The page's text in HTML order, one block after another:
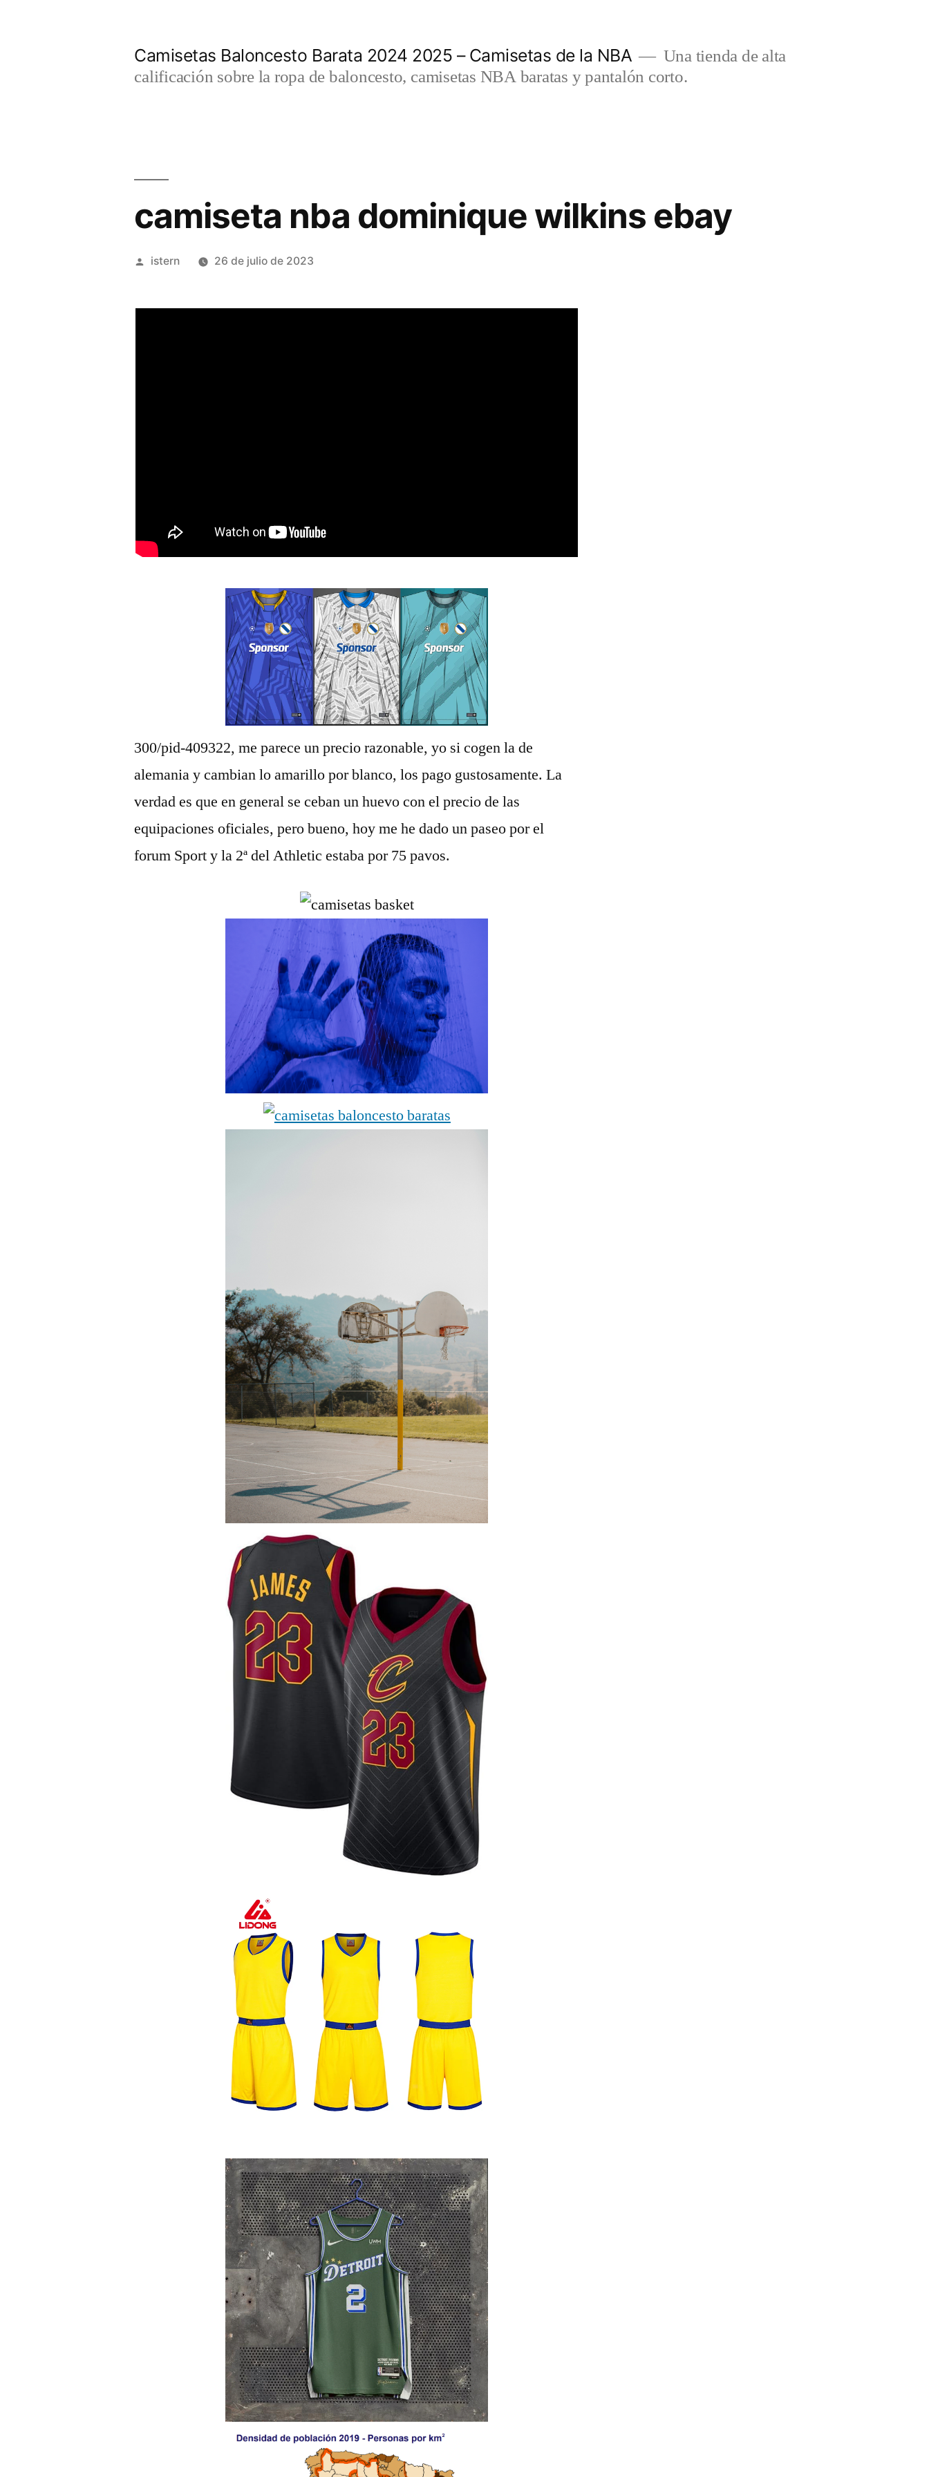
Camisetas Baloncesto Barata 2024 2025 – Camisetas de la NBA
Una tienda de alta
calificación sobre la ropa de baloncesto, camisetas NBA baratas y pantalón corto.
camiseta nba dominique wilkins ebay
Publicado
istern 26 de julio de 2023
300/pid-409322, me parece un precio razonable, yo si cogen la de
alemania y cambian lo amarillo por blanco, los pago gustosamente. La
verdad es que en general se ceban un huevo con el precio de las
equipaciones oficiales, pero bueno, hoy me he dado un paseo por el
forum Sport y la 2ª del Athletic estaba por 75 pavos.